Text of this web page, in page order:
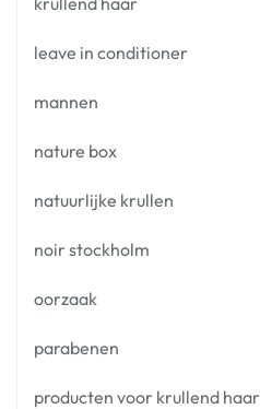
leave in conditioner
mannen
nature box
natuurlijke krullen
noir stockholm
oorzaak
parabenen
producten voor krullend haar